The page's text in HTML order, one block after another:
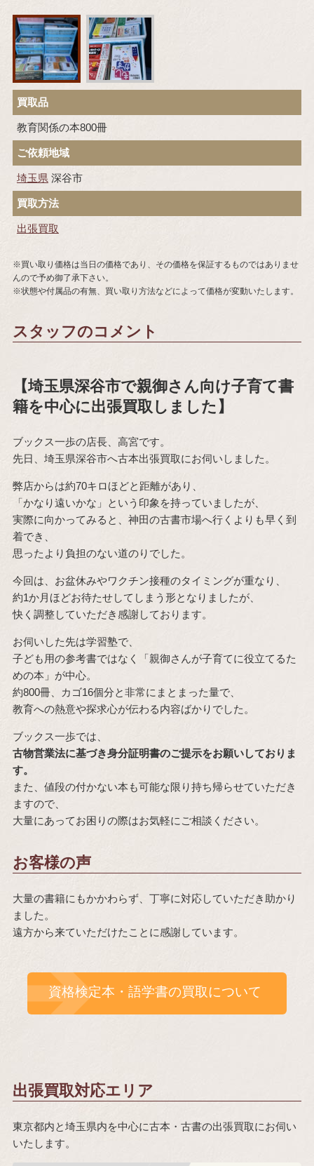
買取品
教育関係の本800冊
ご依頼地域
埼玉県 深谷市
買取方法
出張買取
※買い取り価格は当日の価格であり、その価格を保証するものではありませ
んので予め御了承下さい。
※状態や付属品の有無、買い取り方法などによって価格が変動いたします。
スタッフのコメント
【埼玉県深谷市で親御さん向け子育て書
籍を中心に出張買取しました】
ブックス一歩の店長、高宮です。
先日、埼玉県深谷市へ古本出張買取にお伺いしました。
弊店からは約70キロほどと距離があり、
「かなり遠いかな」という印象を持っていましたが、
実際に向かってみると、神田の古書市場へ行くよりも早く到
着でき、
思ったより負担のない道のりでした。
今回は、お盆休みやワクチン接種のタイミングが重なり、
約1か月ほどお待たせしてしまう形となりましたが、
快く調整していただき感謝しております。
お伺いした先は学習塾で、
子ども用の参考書ではなく「親御さんが子育てに役立てるた
めの本」が中心。
約800冊、カゴ16個分と非常にまとまった量で、
教育への熱意や探求心が伝わる内容ばかりでした。
ブックス一歩では、
古物営業法に基づき身分証明書のご提示をお願いしておりま
す。
また、値段の付かない本も可能な限り持ち帰らせていただき
ますので、
大量にあってお困りの際はお気軽にご相談ください。
お客様の声
大量の書籍にもかかわらず、丁寧に対応していただき助かり
ました。
遠方から来ていただけたことに感謝しています。
資格検定本・語学書の買取について
出張買取対応エリア
東京都内と埼玉県内を中心に古本・古書の出張買取にお伺い
いたします。